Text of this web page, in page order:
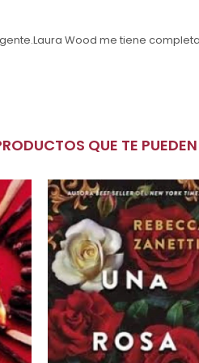
Wood me tiene
PRODUCTOS QUE TE